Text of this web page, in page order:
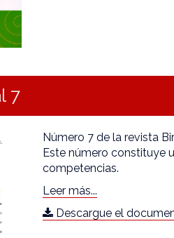
7
Número 7 de la revista
Este número constituye
competencias.
Leer más...
Descargue el